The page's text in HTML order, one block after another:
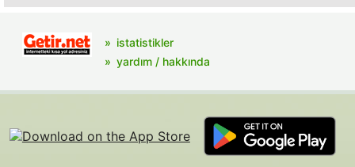
istatistikler
yardım / hakkında